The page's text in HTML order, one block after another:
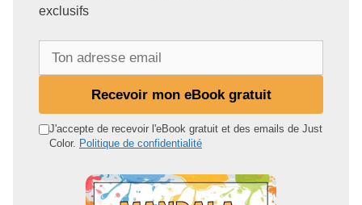
exclusifs
d
Recevoir mon eBook gratuit
J'accepte de recevoir l'eBook gratuit et des emails de Just
Color. Politique de confidentialité